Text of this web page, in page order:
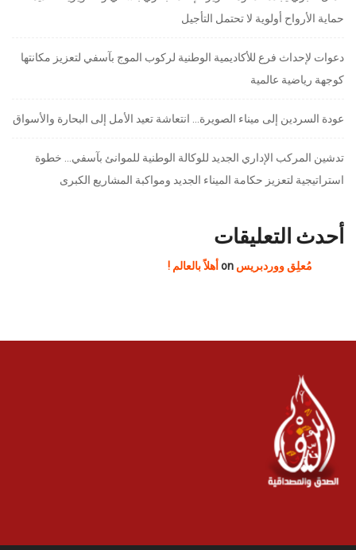
حماية الأرواح أولوية لا تحتمل التأجيل
دعوات لإحداث فرع للأكاديمية الوطنية لركوب الموج بآسفي لتعزيز مكانتها
كوجهة رياضية عالمية
عودة السردين إلى ميناء الصويرة… انتعاشة تعيد الأمل إلى البحارة والأسواق
تدشين المركب الإداري الجديد للوكالة الوطنية للموانئ بآسفي… خطوة
استراتيجية لتعزيز حكامة الميناء الجديد ومواكبة المشاريع الكبرى
أحدث التعليقات
مُعلِق ووردبريس أهلاً بالعالم !